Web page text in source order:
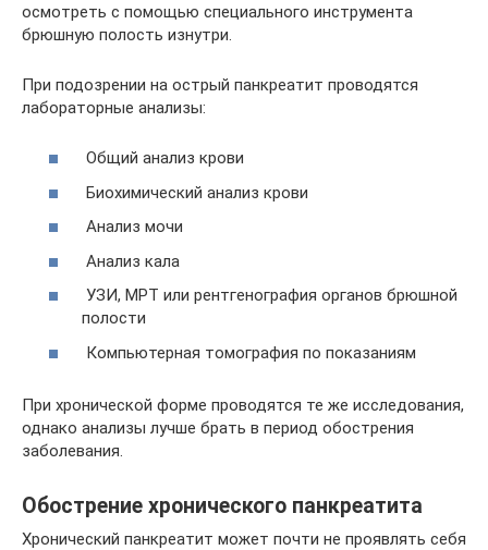
осмотреть с помощью специального инструмента
брюшную полость изнутри.
При подозрении на острый панкреатит проводятся
лабораторные анализы:
Общий анализ крови
Биохимический анализ крови
Анализ мочи
Анализ кала
УЗИ, МРТ или рентгенография органов брюшной
полости
Компьютерная томография по показаниям
При хронической форме проводятся те же исследования,
однако анализы лучше брать в период обострения
заболевания.
Обострение хронического панкреатита
Хронический панкреатит может почти не проявлять себя